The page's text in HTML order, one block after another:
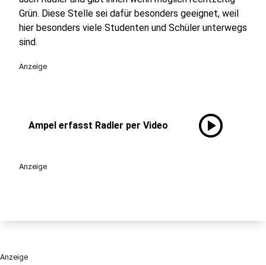
Grün. Diese Stelle sei dafür besonders geeignet, weil
hier besonders viele Studenten und Schüler unterwegs
sind.
Anzeige
Ampel erfasst Radler per Video play_circle
Anzeige
Anzeige